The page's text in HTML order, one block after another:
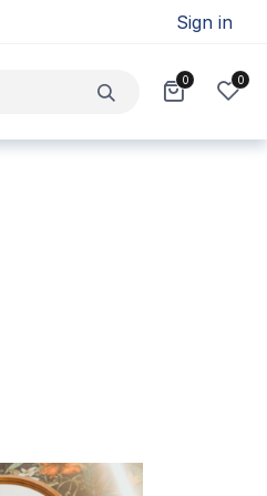
Sign in
0 0